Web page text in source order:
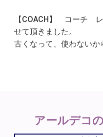
【COACH】 コーチ
せて頂きました。
古くなって、使わないか
アールデコの